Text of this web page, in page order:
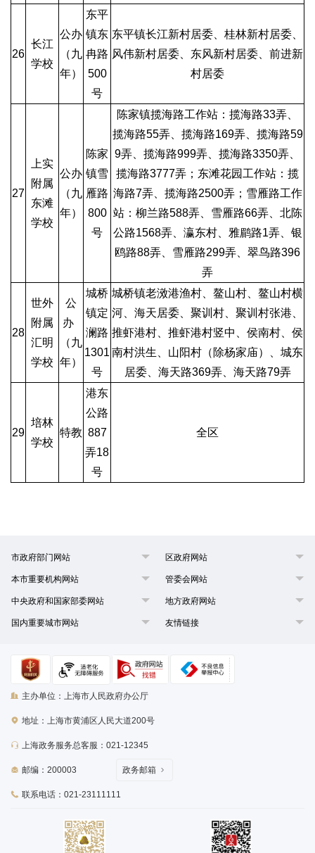
26
长江
学校
公办
（九
年）
东平
镇东
冉路
500
号
东平镇长江新村居委、桂林新村居委、
风伟新村居委、东风新村居委、前进新
村居委
27
上实
附属
东滩
学校
公办
（九
年）
陈家
镇雪
雁路
800
号
陈家镇揽海路工作站：揽海路33弄、
揽海路55弄、揽海路169弄、揽海路59
9弄、揽海路999弄、揽海路3350弄、
揽海路3777弄；东滩花园工作站：揽
海路7弄、揽海路2500弄；雪雁路工作
站：柳兰路588弄、雪雁路66弄、北陈
公路1568弄、瀛东村、雅鹛路1弄、银
鸥路88弄、雪雁路299弄、翠鸟路396
弄
28
世外
附属
汇明
学校
公
办
（九
年）
城桥
镇定
澜路
1301
号
城桥镇老滧港渔村、鳌山村、鳌山村横
河、海天居委、聚训村、聚训村张港、
推虾港村、推虾港村竖中、侯南村、侯
南村洪生、山阳村（除杨家庙）、城东
居委、海天路369弄、海天路79弄
29
培林
学校
特教
港东
公路
887
弄18
号
全区
市政府部门网站 区政府网站
本市重要机构网站 管委会网站
中央政府和国家部委网站 地方政府网站
国内重要城市网站 友情链接
主办单位：上海市人民政府办公厅
地址：上海市黄浦区人民大道200号
上海政务服务总客服：021-12345
邮编：200003
联系电话：021-23111111
政务邮箱